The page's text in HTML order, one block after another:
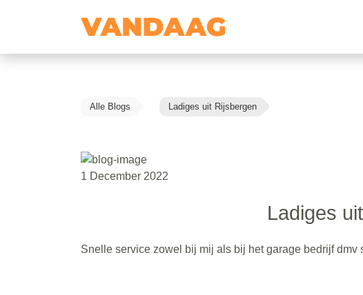
Alle Blogs Ladiges uit Rijsbergen
1 December 2022
Ladiges
Snelle service zowel bij mij als bij het garage bedrijf dmv